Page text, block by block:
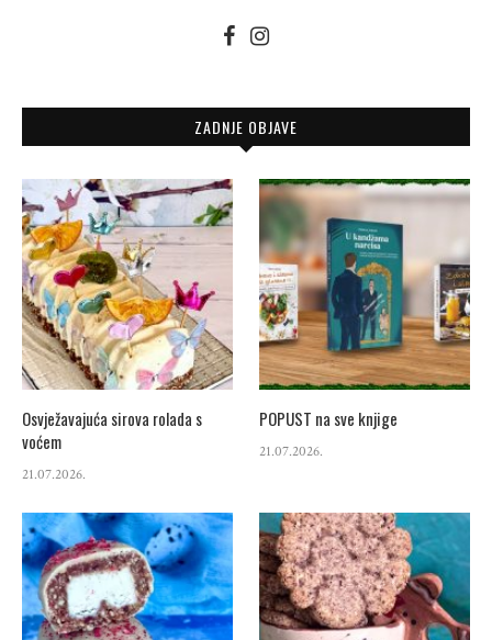
ZADNJE OBJAVE
Osvježavajuća sirova rolada s
voćem
21.07.2026.
POPUST na sve knjige
21.07.2026.